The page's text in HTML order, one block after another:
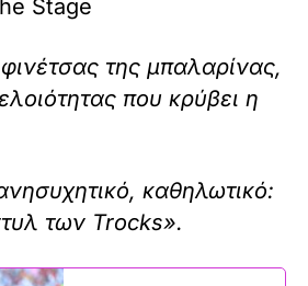
Stage
της μπαλαρίνας,
που κρύβει η
καθηλωτικό:
των Trocks».